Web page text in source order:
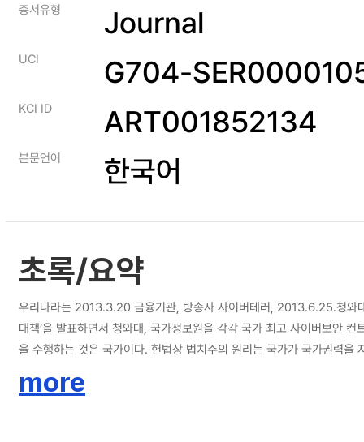
총서유형 Journal
UCI G704-
KCI ID ART001852134
본문언어 한국어
초록/요약
우리나라는 2013.3.20 금융기관, 방송사 사이버테러, 2013.6.25.청와
대책’을 발표하면서 청와대, 국가정보원을 각각 국가 최고 사이버보안
을 수행하는 것은 국가이다. 헌법상 법치주의 원리는 국가가 국가권력
방안을 반영한 새로운 사이버보안 컨트롤타워 제도 및 관련 제도를 제안
more